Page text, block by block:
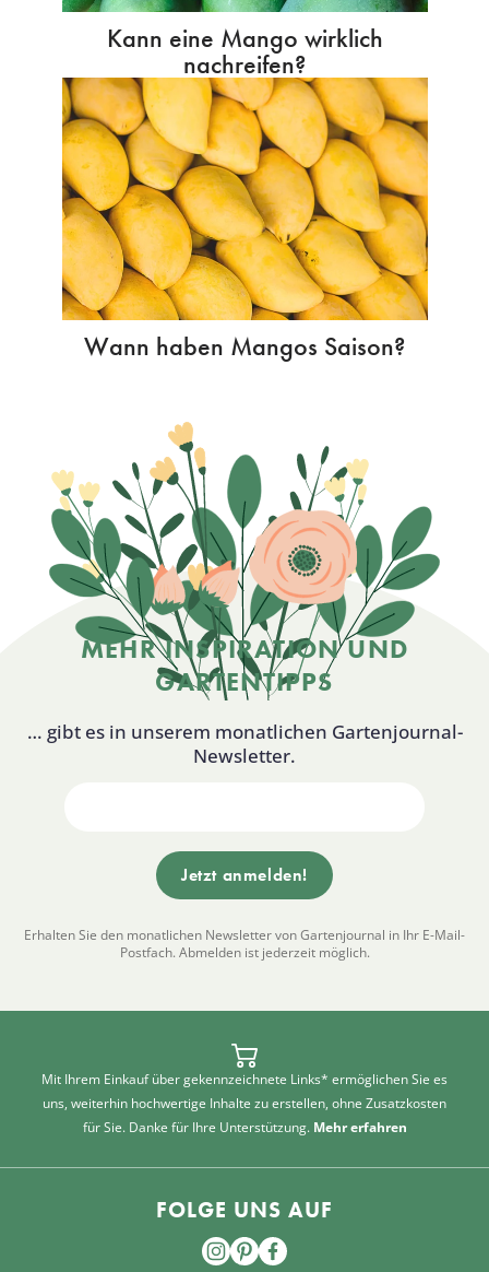
Kann eine Mango wirklich
nachreifen?
Wann haben Mangos Saison?
MEHR INSPIRATION UND
GARTENTIPPS
… gibt es in unserem monatlichen Gartenjournal-
Newsletter.
Erhalten Sie den monatlichen Newsletter von Gartenjournal in Ihr E-Mail-
Postfach. Abmelden ist jederzeit möglich.
Mit Ihrem Einkauf über gekennzeichnete Links* ermöglichen Sie es
uns, weiterhin hochwertige Inhalte zu erstellen, ohne Zusatzkosten
für Sie. Danke für Ihre Unterstützung. Mehr erfahren
FOLGE UNS AUF